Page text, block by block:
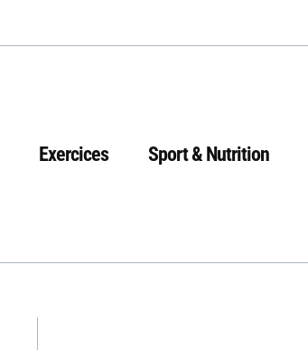
Exercices Sport & Nutrition